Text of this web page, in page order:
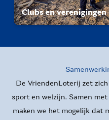
Clubs en verenigingen
De VriendenLoterij zet
sport en welzijn. Samen
maken we het mogelijk dat